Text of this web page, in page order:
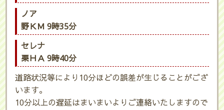
ノア
野ＫＭ 9時35分
セレナ
栗ＨＡ 9時40分
道路状況等により10分ほどの誤差が生じることがござ
います。
10分以上の遅延はまいまいよりご連絡いたしますので